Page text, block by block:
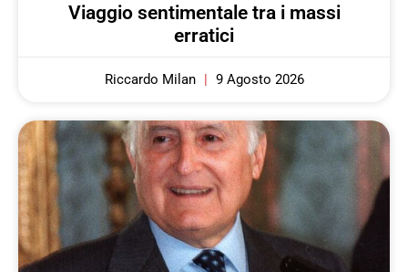
Viaggio sentimentale tra i massi
erratici
Riccardo Milan 9 Agosto 2026